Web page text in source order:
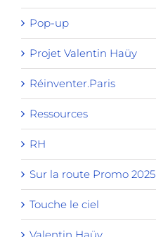
Pop-up
Projet Valentin Haüy
Réinventer.Paris
Ressources
RH
Sur la route Promo 2025
Touche le ciel